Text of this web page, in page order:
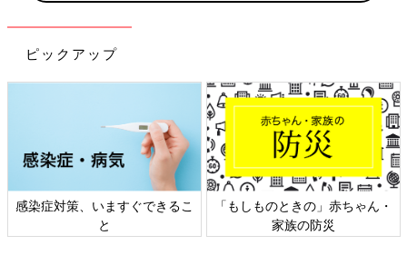
重症化することはある？
アレルギー性結膜炎の重症型を「春季カタル」といい、両目の激
しいかゆみを伴います。黒目の部分を覆う透明な組織（角膜）に
傷ができることで痛みやまぶしさを感じたり、見えづらさを訴え
ることがあります。1
0歳台の男の子に多くみられますが、成長と
ともに症状がよくなっていくので、角膜の合併症を未然に防ぐこ
とが大切です。
また、顔とまぶたにアトピー性皮膚炎がある場合に起こす、慢性
ピックアップ
感染症対策、いますぐできるこ
と
「もしものときの」赤ちゃん・
家族の防災